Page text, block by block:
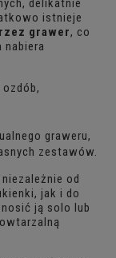
delikatnie
istnieje
grawer, co
nabiera
graweru,
zestawów.
od
jak i do
ją solo lub